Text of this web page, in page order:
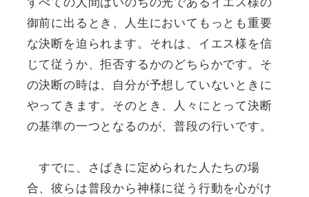
御前に出るとき、人生においてもっとも重要
な決断を迫られます。それは、イエス様を信
じて従うか、拒否するかのどちらかです。そ
の決断の時は、自分が予想していないときに
やってきます。そのとき、人々にとって決断
の基準の一つとなるのが、普段の行いです。
すでに、さばきに定められた人たちの場
合、彼らは普段から神様に従う行動を心がけ